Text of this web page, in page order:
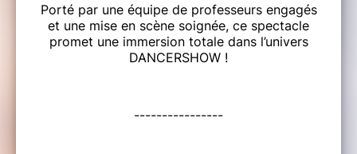
Porté par une équipe de professeurs engagés
et une mise en scène soignée, ce spectacle
promet une immersion totale dans l’univers
DANCERSHOW !
----------------